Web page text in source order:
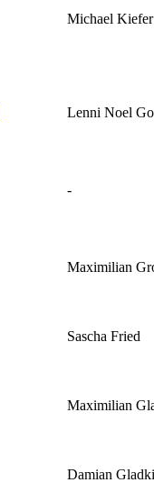
Michael Kiefer
Lenni Noel
-
Maximilian
Sascha Fried
Maximilian
Damian Gladki